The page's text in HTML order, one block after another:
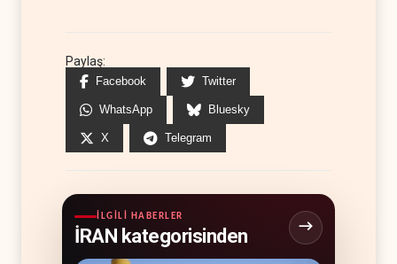
Paylaş:
Facebook Twitter
WhatsApp Bluesky
X Telegram
İLGILI HABERLER
İRAN kategorisinden